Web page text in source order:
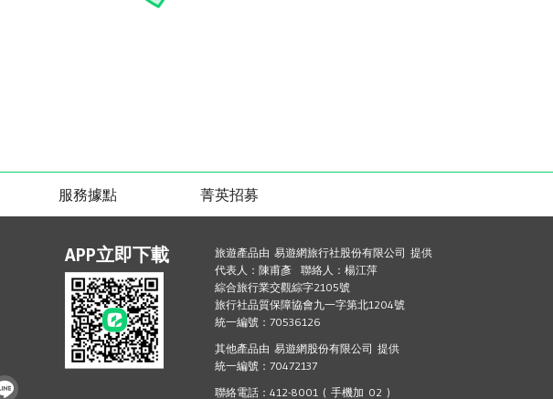
服務據點 菁英招募
APP立即下載
旅遊產品由 易遊網旅行社股份有限公司 提供
代表人：陳甫彥 聯絡人：楊江萍
綜合旅行業交觀綜字2105號
旅行社品質保障協會九一字第北1204號
統一編號：70536126
其他產品由 易遊網股份有限公司 提供
統一編號：70472137
聯絡電話：412-8001 ( 手機加 02 )